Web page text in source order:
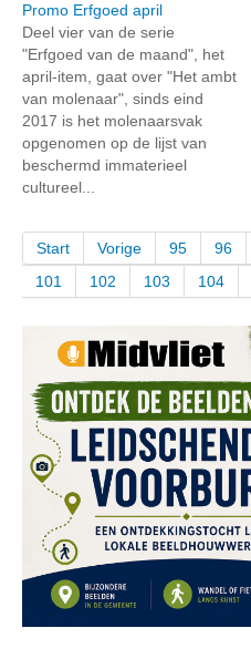
Promo Erfgoed april
Deel vier van de serie
"Erfgoed van de maand", het
april-item, gaat over "Het ambt
van molenaar", sinds eind
2017 is het molenaarsvak
opgenomen op de lijst van
beschermd immaterieel
cultureel...
Start Vorige 95 96
101
102 103 104